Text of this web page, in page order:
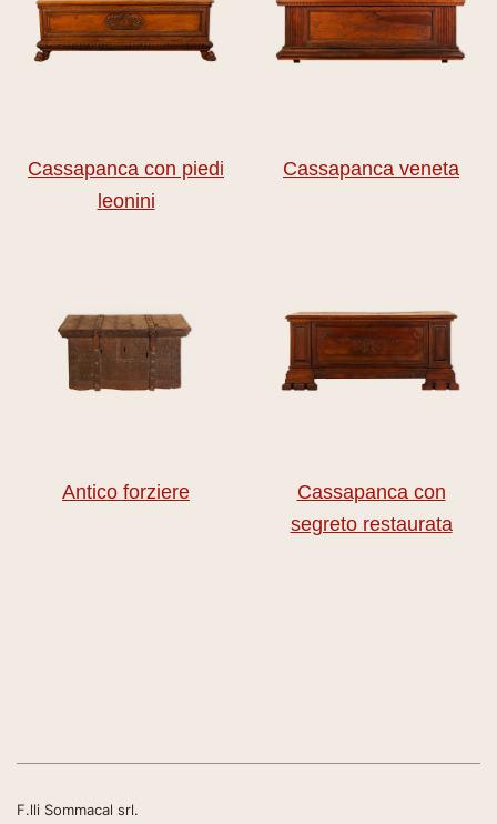
Cassapanca con piedi
leonini
Cassapanca veneta
Antico forziere
Cassapanca con
segreto restaurata
F.lli Sommacal srl.